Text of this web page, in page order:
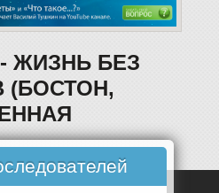
- ЖИЗНЬ БЕЗ
(БОСТОН,